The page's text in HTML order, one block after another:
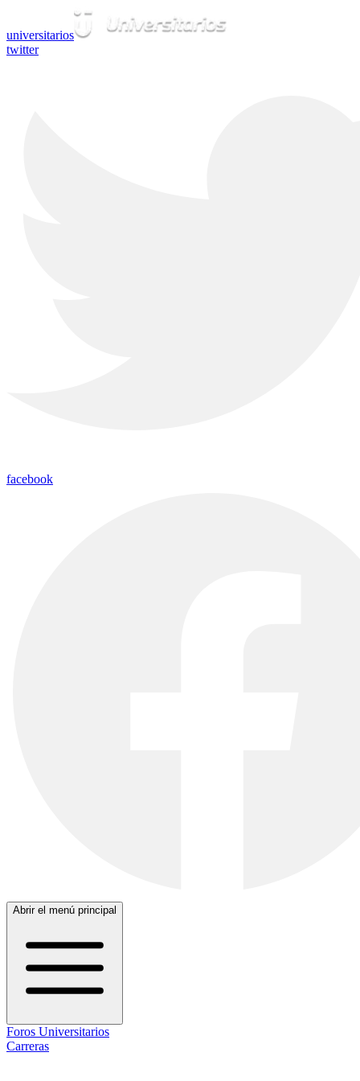
universitarios
twitter
facebook
Abrir el menú principal
Foros Universitarios
Carreras